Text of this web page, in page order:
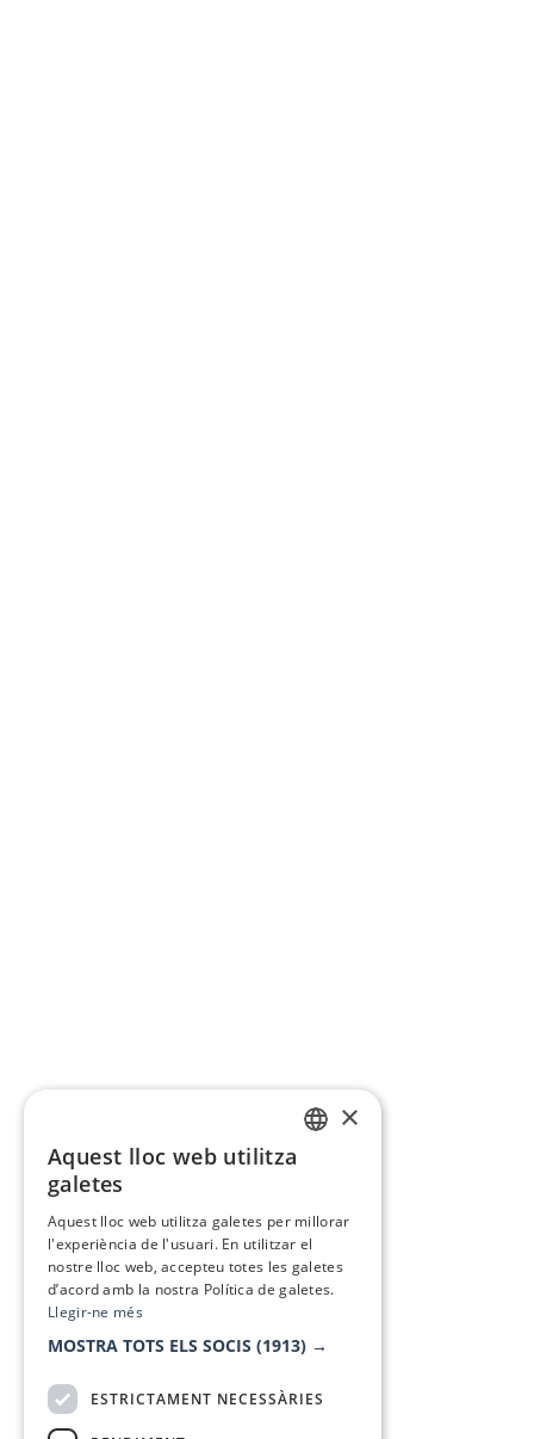
×
Aquest lloc web utilitza
galetes
Aquest lloc web utilitza galetes per millorar
l'experiència de l'usuari. En utilitzar el
nostre lloc web, accepteu totes les galetes
d’acord amb la nostra Política de galetes.
Llegir-ne més
MOSTRA TOTS ELS SOCIS (1913) →
ESTRICTAMENT NECESSÀRIES